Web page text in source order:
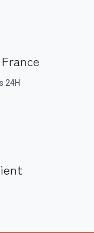
24H